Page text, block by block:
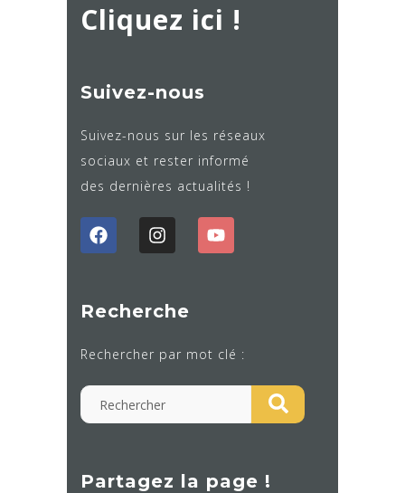
Cliquez ici !
Suivez-nous
Suivez-nous sur les réseaux
sociaux et rester informé
des dernières actualités !
Recherche
Rechercher par mot clé :
Partagez la page !